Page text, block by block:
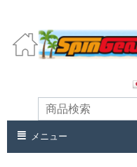
メニュー